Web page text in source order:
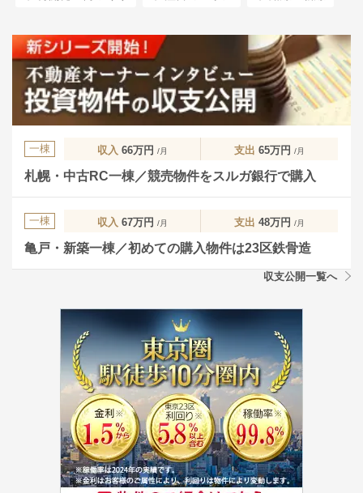
一棟 収入 66万円 /月 支出 65万円 /月
札幌・中古RC一棟／競売物件をスルガ銀行で購入
一棟 収入 67万円 /月 支出 48万円 /月
亀戸・新築一棟／初めての購入物件は23区鉄骨造
収支公開一覧へ